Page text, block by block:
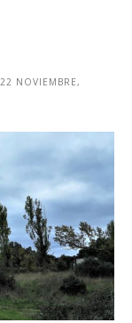
22 NOVIEMBRE,